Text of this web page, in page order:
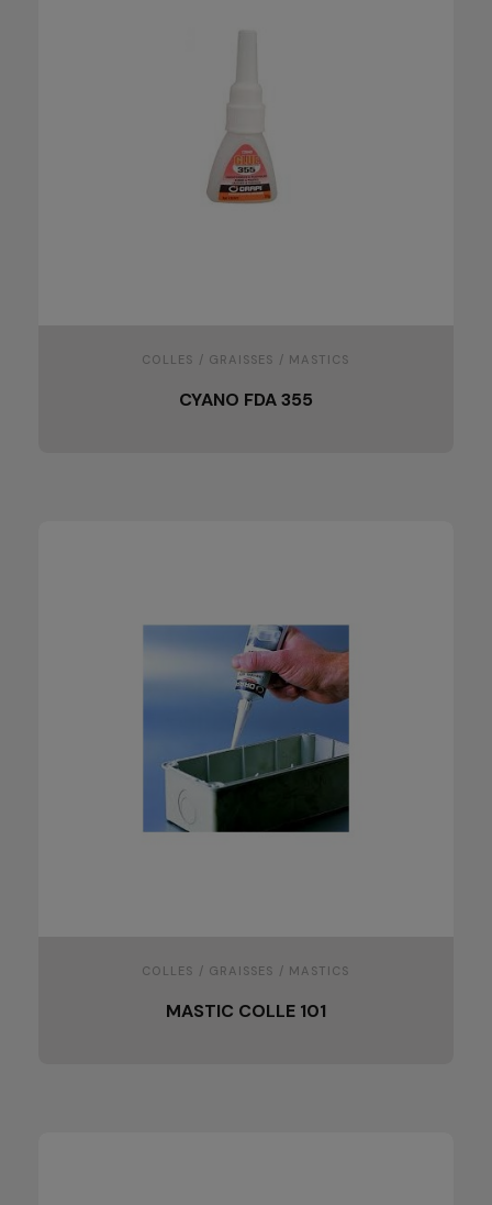
COLLES / GRAISSES / MASTICS
CYANO FDA 355
COLLES / GRAISSES / MASTICS
MASTIC COLLE 101